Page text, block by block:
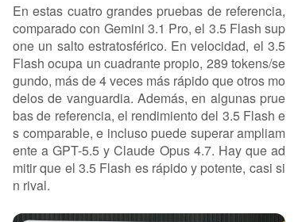
En estas cuatro grandes pruebas de referencia,
comparado con Gemini 3.1 Pro, el 3.5 Flash sup
one un salto estratosférico. En velocidad, el 3.5
Flash ocupa un cuadrante propio, 289 tokens/se
gundo, más de 4 veces más rápido que otros mo
delos de vanguardia. Además, en algunas prue
bas de referencia, el rendimiento del 3.5 Flash e
s comparable, e incluso puede superar ampliam
ente a GPT-5.5 y Claude Opus 4.7. Hay que ad
mitir que el 3.5 Flash es rápido y potente, casi si
n rival.